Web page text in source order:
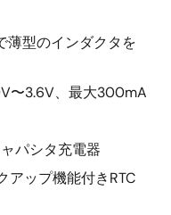
薄型のインダクタを
〜3.6V、最大300mA
パシタ充電器
アップ機能付きRTC